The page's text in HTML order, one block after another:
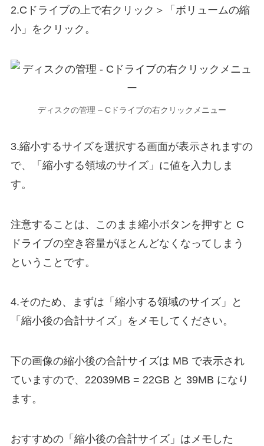
2.Cドライブの上で右クリック＞「ボリュームの縮
小」をクリック。
ディスクの管理 – Cドライブの右クリックメニュー
3.縮小するサイズを選択する画面が表示されますの
で、「縮小する領域のサイズ」に値を入力しま
す。
注意することは、このまま縮小ボタンを押すと C
ドライブの空き容量がほとんどなくなってしまう
ということです。
4.そのため、まずは「縮小する領域のサイズ」と
「縮小後の合計サイズ」をメモしてください。
下の画像の縮小後の合計サイズは MB で表示され
ていますので、22039MB = 22GB と 39MB になり
ます。
おすすめの「縮小後の合計サイズ」はメモした